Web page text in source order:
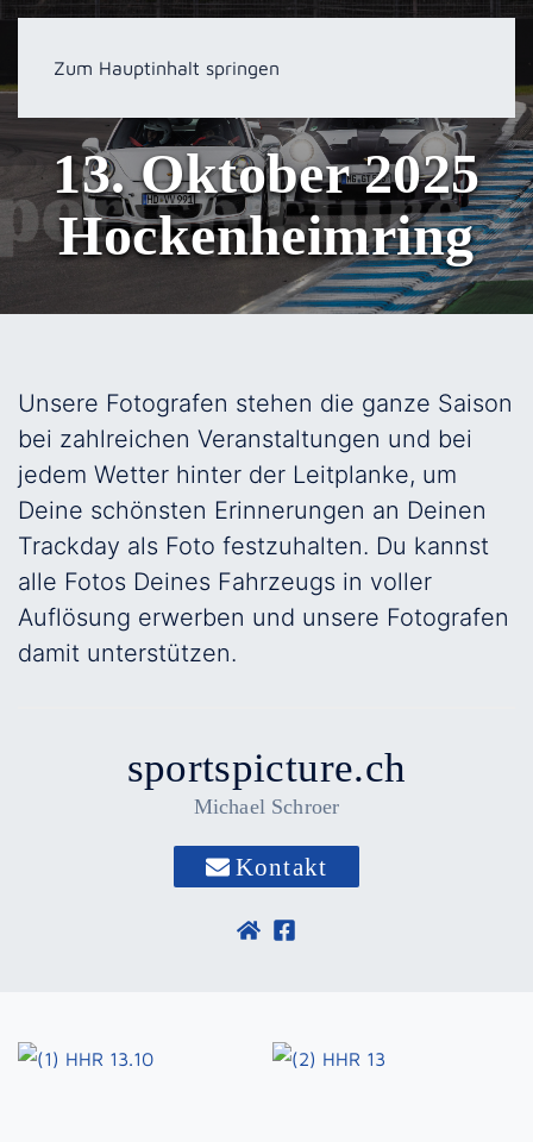
Zum Hauptinhalt springen
13. Oktober 2025
Hockenheimring
Unsere Fotografen stehen die ganze Saison
bei zahlreichen Veranstaltungen und bei
jedem Wetter hinter der Leitplanke, um
Deine schönsten Erinnerungen an Deinen
Trackday als Foto festzuhalten. Du kannst
alle Fotos Deines Fahrzeugs in voller
Auflösung erwerben und unsere Fotografen
damit unterstützen.
sportspicture.ch
Michael Schroer
Kontakt